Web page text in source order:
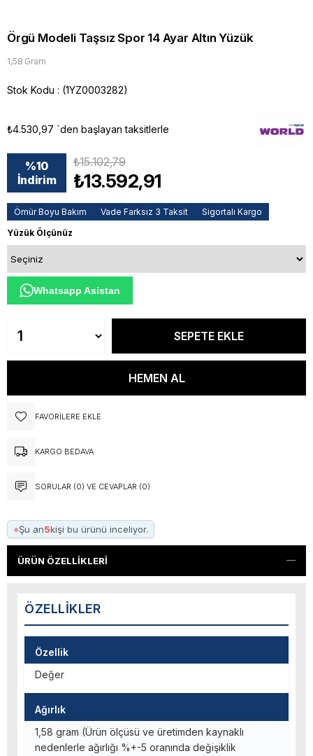
Örgü Modeli Taşsız Spor 14 Ayar Altın Yüzük
1,58 Gram
Stok Kodu (1YZ0003282)
₺4.530,97 `den başlayan taksitlerle
%10
İndirim
₺15.102,79
₺13.592,91
Ömür Boyu Bakım Vade Farksız 3 Taksit
Sigortalı Kargo
Yüzük Ölçünüz
Whatsapp Asistan
FAVORILERE EKLE
KARGO BEDAVA
SORULAR (0) VE CEVAPLAR (0)
●Şu an5kişi bu ürünü inceliyor.
ÜRÜN ÖZELLIKLERI
ÖZELLIKLER
Özellik
Değer
Ağırlık
1,58 gram (Ürün ölçüsü ve üretimden kaynaklı
nedenlerle ağırlığı %+-5 oranında değişiklik